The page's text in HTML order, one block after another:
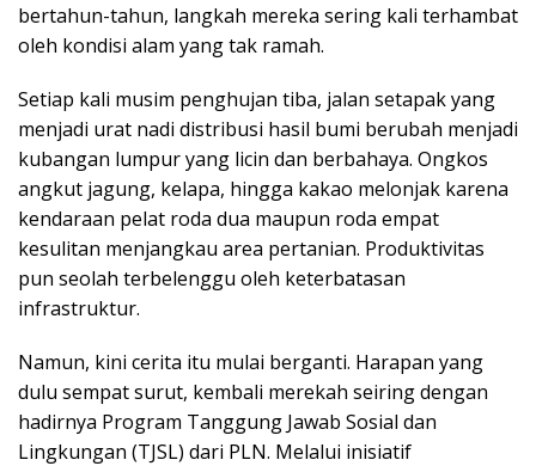
bertahun-tahun, langkah mereka sering kali terhambat
oleh kondisi alam yang tak ramah.
Setiap kali musim penghujan tiba, jalan setapak yang
menjadi urat nadi distribusi hasil bumi berubah menjadi
kubangan lumpur yang licin dan berbahaya. Ongkos
angkut jagung, kelapa, hingga kakao melonjak karena
kendaraan pelat roda dua maupun roda empat
kesulitan menjangkau area pertanian. Produktivitas
pun seolah terbelenggu oleh keterbatasan
infrastruktur.
Namun, kini cerita itu mulai berganti. Harapan yang
dulu sempat surut, kembali merekah seiring dengan
hadirnya Program Tanggung Jawab Sosial dan
Lingkungan (TJSL) dari PLN. Melalui inisiatif